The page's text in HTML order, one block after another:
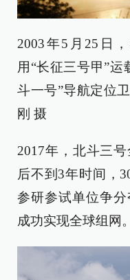
2003年5月25日
用“长征三号甲”
斗一号”导航定位
刚 摄
2017年，北斗三
后不到3年时间，
参研参试单位争
成功实现全球组网。